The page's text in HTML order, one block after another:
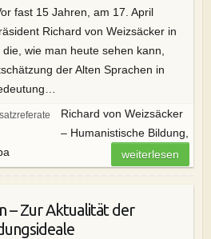
fast 15 Jahren, am 17. April
Richard von Weizsäcker in
wie man heute sehen kann,
der Alten Sprachen in
Richard von Weizsäcker
– Humanistische Bildung,
weiterlesen
– Zur Aktualität der